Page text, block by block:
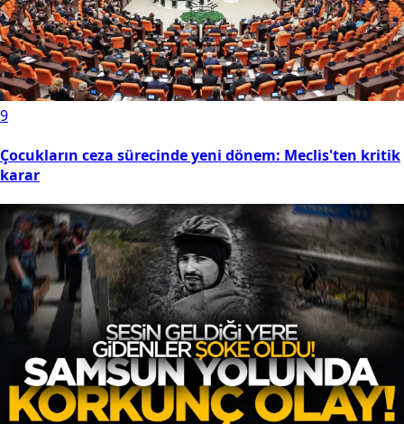
9
Çocukların ceza sürecinde yeni dönem: Meclis'ten kritik
karar